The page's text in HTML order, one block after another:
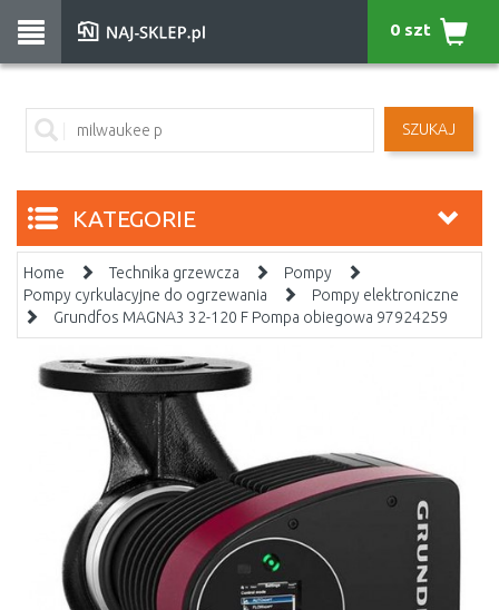
SZUKAJ
0 szt
KATEGORIE
Home Technika grzewcza
Pompy
Pompy cyrkulacyjne do ogrzewania
Pompy elektroniczne
Grundfos MAGNA3 32-120 F Pompa obiegowa 97924259